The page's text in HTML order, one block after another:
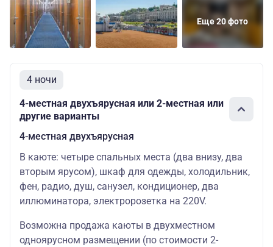
Еще 20 фото
4 ночи
4-местная двухъярусная или 2-местная или
другие варианты
4-местная двухъярусная
В каюте: четыре спальных места (два внизу, два
вторым ярусом), шкаф для одежды, холодильник,
фен, радио, душ, санузел, кондиционер, два
иллюминатора, электророзетка на 220V.
Возможна продажа каюты в двухместном
одноярусном размещении (по стоимости 2-